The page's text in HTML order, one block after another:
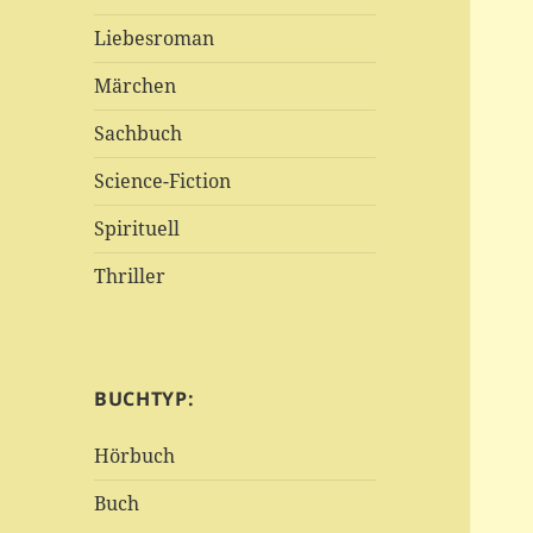
Liebesroman
Märchen
Sachbuch
Science-Fiction
Spirituell
Thriller
BUCHTYP:
Hörbuch
Buch